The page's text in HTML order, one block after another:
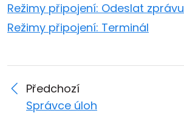
Režimy připojení: Odeslat zprávu
Režimy připojení: Terminál
Předchozí
Správce úloh